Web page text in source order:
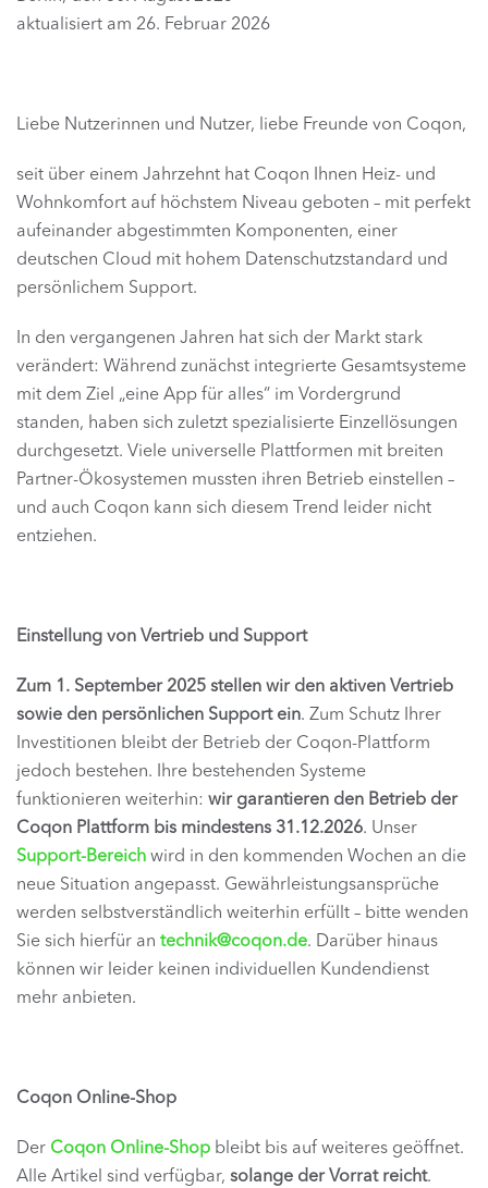
aktualisiert am 26. Februar 2026
Liebe Nutzerinnen und Nutzer, liebe Freunde von Coqon,
seit über einem Jahrzehnt hat Coqon Ihnen Heiz- und
Wohnkomfort auf höchstem Niveau geboten – mit perfekt
aufeinander abgestimmten Komponenten, einer
deutschen Cloud mit hohem Datenschutzstandard und
persönlichem Support.
In den vergangenen Jahren hat sich der Markt stark
verändert: Während zunächst integrierte Gesamtsysteme
mit dem Ziel „eine App für alles“ im Vordergrund
standen, haben sich zuletzt spezialisierte Einzellösungen
durchgesetzt. Viele universelle Plattformen mit breiten
Partner-Ökosystemen mussten ihren Betrieb einstellen –
und auch Coqon kann sich diesem Trend leider nicht
entziehen.
Einstellung von Vertrieb und Support
Zum 1. September 2025 stellen wir den aktiven Vertrieb
sowie den persönlichen Support ein. Zum Schutz Ihrer
Investitionen bleibt der Betrieb der Coqon-Plattform
jedoch bestehen. Ihre bestehenden Systeme
funktionieren weiterhin: wir garantieren den Betrieb der
Coqon Plattform bis mindestens 31.12.2026. Unser
Support-Bereich wird in den kommenden Wochen an die
neue Situation angepasst. Gewährleistungsansprüche
werden selbstverständlich weiterhin erfüllt – bitte wenden
Sie sich hierfür an technik@coqon.de. Darüber hinaus
können wir leider keinen individuellen Kundendienst
mehr anbieten.
Coqon Online-Shop
Der Coqon Online-Shop bleibt bis auf weiteres geöffnet.
Alle Artikel sind verfügbar, solange der Vorrat reicht.